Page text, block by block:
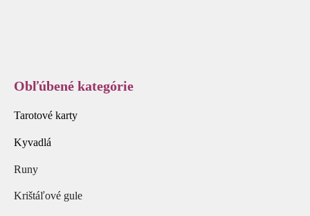
Obľúbené kategórie
Tarotové karty
Kyvadlá
Runy
Krištáľové gule